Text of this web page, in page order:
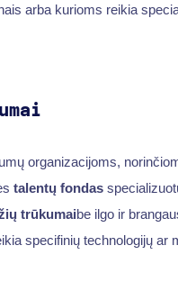
arba kurioms reikia
organizacijoms,
talentų fondas
trūkumaibe ilgo ir
specifinių technologijų ar